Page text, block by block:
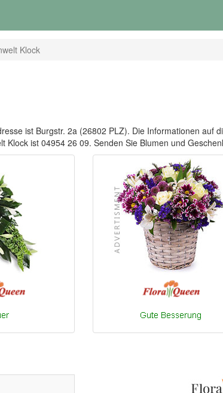
Klock
ist Burgstr. 2a (26802 PLZ). Die Informationen auf
ist 04954 26 09. Senden Sie Blumen und